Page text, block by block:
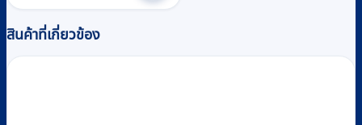
สินค้าที่เกี่ยวข้อง